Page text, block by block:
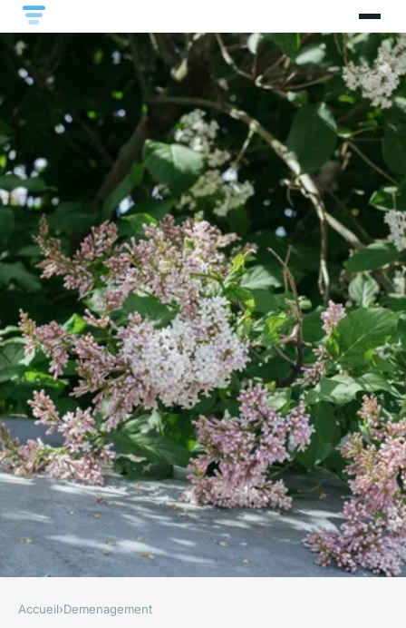
DEMENAGEMENT
Accueil›Demenagement